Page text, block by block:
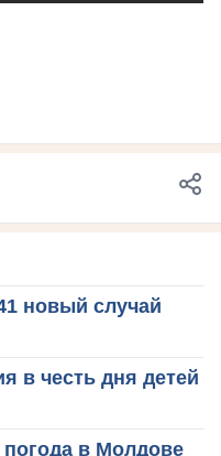
новый случай
в честь дня детей
в Молдове